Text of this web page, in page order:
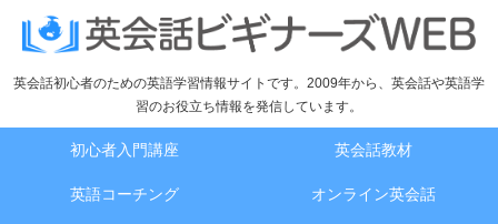
英会話初心者のための英語学習情報サイトです。2009年から、英会話や英語学
習のお役立ち情報を発信しています。
初心者入門講座 英会話教材
英語コーチング オンライン英会話